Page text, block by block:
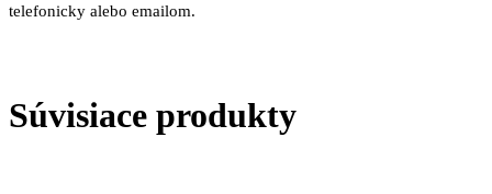
telefonicky alebo emailom.
Súvisiace produkty